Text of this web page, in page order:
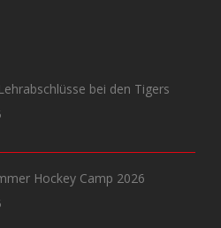
bei den Tigers
Hockey Camp 2026